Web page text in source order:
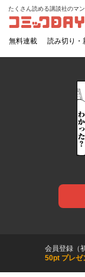
コミック
たくさん読める講談社のマ
無料連載 読み切り・
会員登録（
50pt プレゼ